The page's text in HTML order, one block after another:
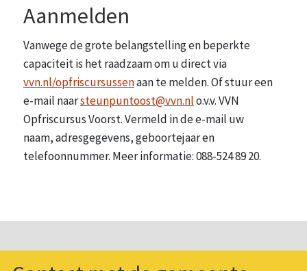
Aanmelden
Vanwege de grote belangstelling en beperkte
capaciteit is het raadzaam om u direct via
vvn.nl/opfriscursussenaan te melden. Of stuur een
e-mail naarsteunpuntoost@vvn.nlo.v.v. VVN
Opfriscursus Voorst. Vermeld in de e-mail uw
naam, adresgegevens, geboortejaar en
telefoonnummer. Meer informatie: 088-524 89 20.